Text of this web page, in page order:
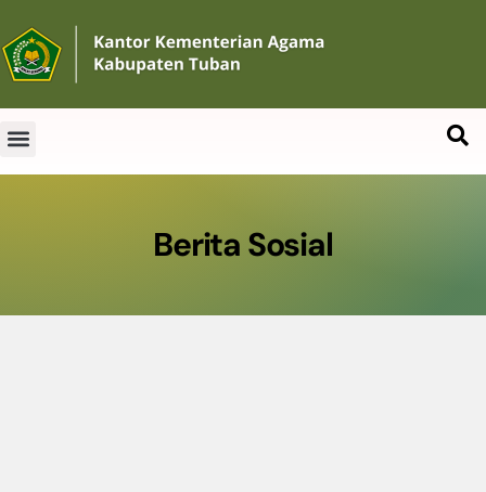
Berita Sosial